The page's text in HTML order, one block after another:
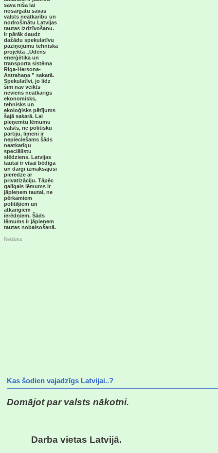
sava niša lai
nosargātu savas
valsts neatkarību un
nodrošinātu Latvijas
tautas izdzīvošanu.
Ir pārāk daudz
dažādu spekulatīvu
paziņojumu tehniska
projekta „Ūdens
enerģētika un
transporta sistēma
Rīga-Hersona-
Astrahaņa ” sakarā.
Spekulatīvi, jo līdz
šim nav veikts
neviens neatkarīgs
ekonomisks,
tehnisks un
ekoloģisks pētījums
šajā sakarā. Lai
pieņemtu lēmumu
valsts, ne politisku
partiju, līmenī ir
nepieciešams šāds
neatkarīgu
speciālistu
slēdziens. Latvijas
tautai ir visai bēdīga
un dārgi izmaksājusi
pieredze ar
privatizāciju. Tāpēc
galīgais lēmums ir
jāpieņem tautai, ne
pērkamiem
politiķiem un
atkarīgiem
ierēdņiem. Šāds
lēmums ir jāpieņem
tautas nobalsošanā.
Reklāma
Kas šodien vajadzīgs Latvijai..?
Domājot par valsts nākotni.
Darba vietas Latvijā.